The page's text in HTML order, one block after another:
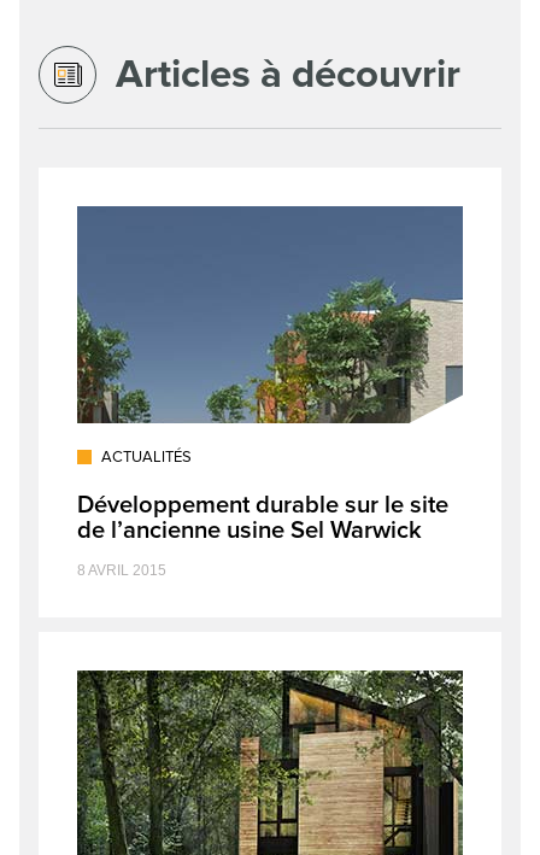
Articles à découvrir
ACTUALITÉS
Développement durable sur le site
de l’ancienne usine Sel Warwick
8 AVRIL 2015